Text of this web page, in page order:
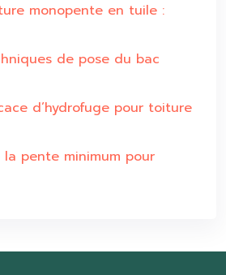
monopente en tuile :
de pose du bac
d’hydrofuge pour toiture
pente minimum pour